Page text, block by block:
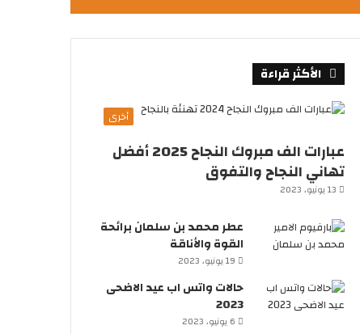
الأكثر قراءة
أخرى
عبارات الف مبروك النجاح 2025 أفضل
تهاني النجاح والتفوق
13 يونيو، 2023
عطر محمد بن سلمان برائحة
القوة والأناقة
19 يونيو، 2023
حالات واتس اب عيد الاضحى
2023
6 يونيو، 2023